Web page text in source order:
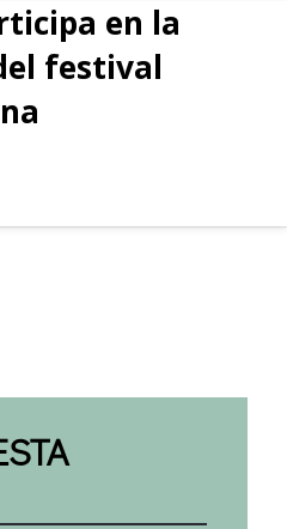
en la
festival